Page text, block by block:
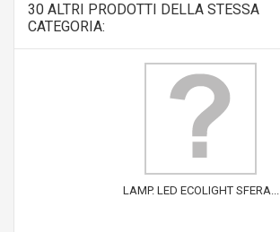
30 ALTRI PRODOTTI DELLA STESSA
CATEGORIA:
LAMP. LED ECOLIGHT SFERA...